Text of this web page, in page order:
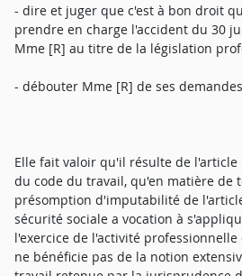
- dire et juger que c'est à bon droit
prendre en charge l'accident du 30
Mme [R] au titre de la législation
- débouter Mme [R] de ses
Elle fait valoir qu'il résulte de l'article
du code du travail, qu'en matière de
présomption d'imputabilité de
sécurité sociale a vocation à
l'exercice de l'activité
ne bénéficie pas de la notion